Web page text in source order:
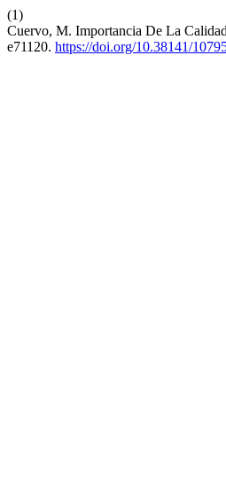
(1)
Cuervo, M. Importancia De La
e71120. https://doi.org/10.38141/